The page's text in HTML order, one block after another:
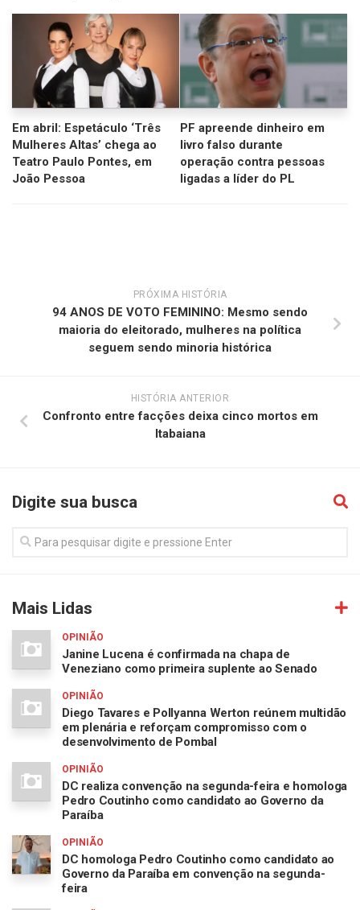
Em abril: Espetáculo ‘Três
Mulheres Altas’ chega ao
Teatro Paulo Pontes, em
João Pessoa
PF apreende dinheiro em
livro falso durante
operação contra pessoas
ligadas a líder do PL
PRÓXIMA HISTÓRIA
94 ANOS DE VOTO FEMININO: Mesmo sendo
maioria do eleitorado, mulheres na política
seguem sendo minoria histórica
HISTÓRIA ANTERIOR
Confronto entre facções deixa cinco mortos em
Itabaiana
Digite sua busca
Mais Lidas
OPINIÃO
Janine Lucena é confirmada na chapa de
Veneziano como primeira suplente ao Senado
OPINIÃO
Diego Tavares e Pollyanna Werton reúnem multidão
em plenária e reforçam compromisso com o
desenvolvimento de Pombal
OPINIÃO
DC realiza convenção na segunda-feira e homologa
Pedro Coutinho como candidato ao Governo da
Paraíba
OPINIÃO
DC homologa Pedro Coutinho como candidato ao
Governo da Paraíba em convenção na segunda-
feira